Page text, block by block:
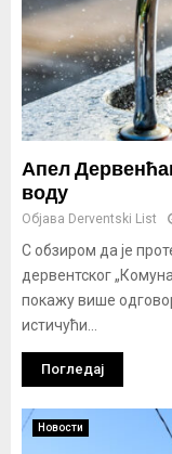
Апел
воду
Објава Derventski List
С обзиром да је
дервентског
покажу више
истичући...
Погледај
Новости